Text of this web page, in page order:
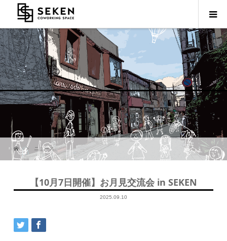
ニュース
【10月7日開催】お月見交流会 in SEKEN
2025.09.10